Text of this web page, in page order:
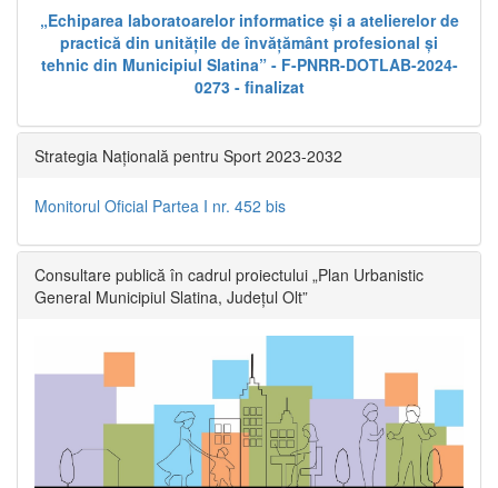
„Echiparea laboratoarelor informatice și a atelierelor de
practică din unitățile de învățământ profesional și
tehnic din Municipiul Slatina” - F-PNRR-DOTLAB-2024-
0273 - finalizat
Strategia Națională pentru Sport 2023-2032
Monitorul Oficial Partea I nr. 452 bis
Consultare publică în cadrul proiectului „Plan Urbanistic
General Municipiul Slatina, Județul Olt”